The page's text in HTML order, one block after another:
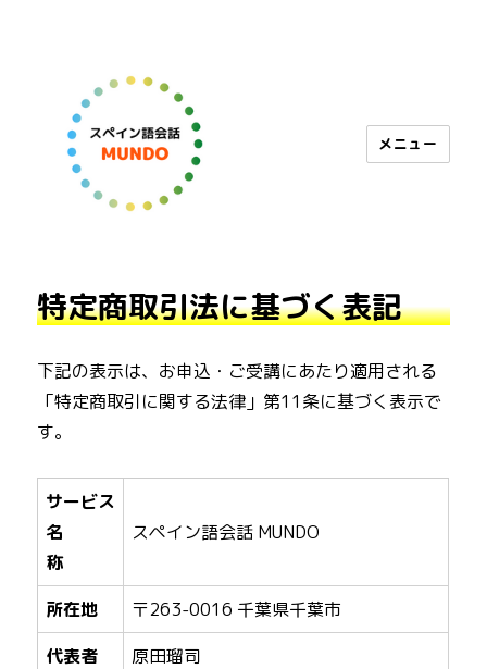
メニュー
特定商取引法に基づく表記
下記の表示は、お申込・ご受講にあたり適用される
「特定商取引に関する法律」第11条に基づく表示で
す。
サービス
名
称
スペイン語会話 MUNDO
所在地
〒263-0016 千葉県千葉市
代表者
原田瑠司